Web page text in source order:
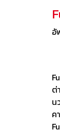
อั
ต่
น
ค